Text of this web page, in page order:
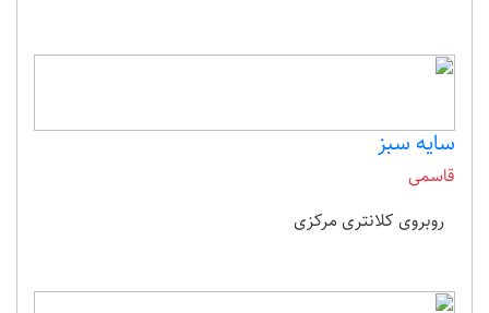
سایه سبز
قاسمی
روبروی کلانتری مرکزی